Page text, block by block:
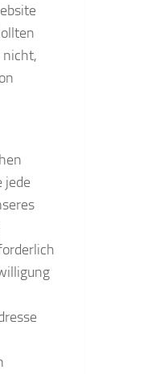
nicht,
jede